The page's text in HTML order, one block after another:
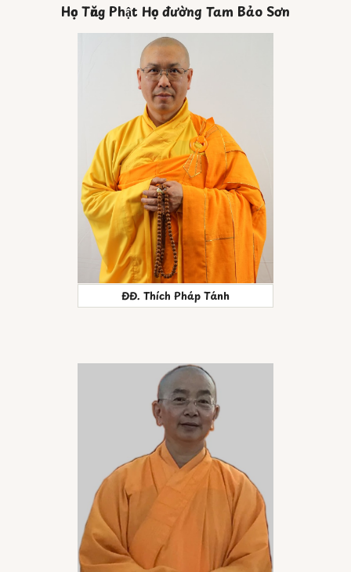
Học Tăng Phật Học đường Tam Bảo Sơn
ĐĐ. Thích Pháp Tánh